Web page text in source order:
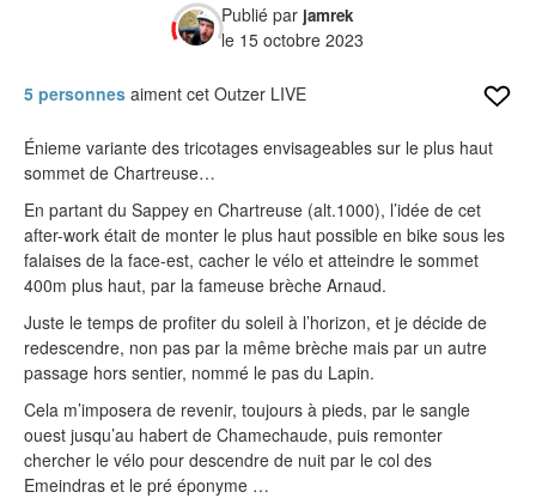
Publié par jamrek
le 15 octobre 2023
5 personnes aiment cet Outzer LIVE
Énieme variante des tricotages envisageables sur le plus haut
sommet de Chartreuse…
En partant du Sappey en Chartreuse (alt.1000), l’idée de cet
after-work était de monter le plus haut possible en bike sous les
falaises de la face-est, cacher le vélo et atteindre le sommet
400m plus haut, par la fameuse brèche Arnaud.
Juste le temps de profiter du soleil à l’horizon, et je décide de
redescendre, non pas par la même brèche mais par un autre
passage hors sentier, nommé le pas du Lapin.
Cela m’imposera de revenir, toujours à pieds, par le sangle
ouest jusqu’au habert de Chamechaude, puis remonter
chercher le vélo pour descendre de nuit par le col des
Emeindras et le pré éponyme …